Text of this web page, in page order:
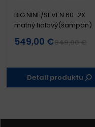
BIG.NINE/SEVEN 60-2X
matný fialový(šampan)
549,00 € 849,00 €
Detail produktu